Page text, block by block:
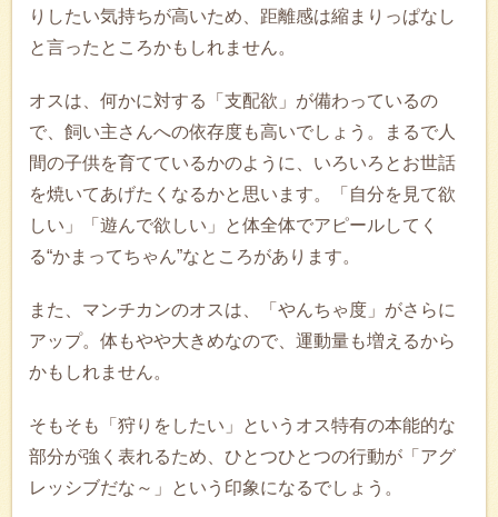
りしたい気持ちが高いため、距離感は縮まりっぱなし
と言ったところかもしれません。
オスは、何かに対する「支配欲」が備わっているの
で、飼い主さんへの依存度も高いでしょう。まるで人
間の子供を育てているかのように、いろいろとお世話
を焼いてあげたくなるかと思います。「自分を見て欲
しい」「遊んで欲しい」と体全体でアピールしてく
る“かまってちゃん”なところがあります。
また、マンチカンのオスは、「やんちゃ度」がさらに
アップ。体もやや大きめなので、運動量も増えるから
かもしれません。
そもそも「狩りをしたい」というオス特有の本能的な
部分が強く表れるため、ひとつひとつの行動が「アグ
レッシブだな～」という印象になるでしょう。